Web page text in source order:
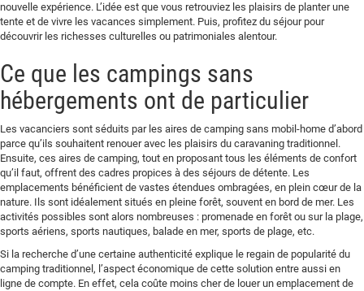
nouvelle expérience. L’idée est que vous retrouviez les plaisirs de planter une
tente et de vivre les vacances simplement. Puis, profitez du séjour pour
découvrir les richesses culturelles ou patrimoniales alentour.
Ce que les campings sans
hébergements ont de particulier
Les vacanciers sont séduits par les aires de camping sans mobil-home d’abord
parce qu’ils souhaitent renouer avec les plaisirs du caravaning traditionnel.
Ensuite, ces aires de camping, tout en proposant tous les éléments de confort
qu’il faut, offrent des cadres propices à des séjours de détente. Les
emplacements bénéficient de vastes étendues ombragées, en plein cœur de la
nature. Ils sont idéalement situés en pleine forêt, souvent en bord de mer. Les
activités possibles sont alors nombreuses : promenade en forêt ou sur la plage,
sports aériens, sports nautiques, balade en mer, sports de plage, etc.
Si la recherche d’une certaine authenticité explique le regain de popularité du
camping traditionnel, l’aspect économique de cette solution entre aussi en
ligne de compte. En effet, cela coûte moins cher de louer un emplacement de